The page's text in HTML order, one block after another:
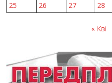
25
26 27 28
« Кві